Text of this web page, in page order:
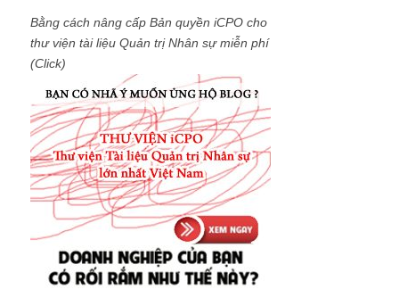
Bằng cách nâng cấp Bản quyền iCPO cho
thư viện tài liệu Quản trị Nhân sự miễn phí
(Click)